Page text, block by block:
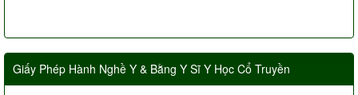
Giấy Phép Hành Nghề Y & Bằng Y Sĩ Y Học Cổ Truyền